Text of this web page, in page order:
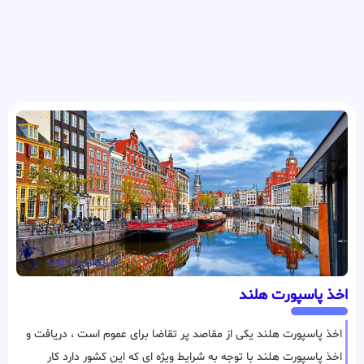
اخذ پاسپورت هلند
اخذ پاسپورت هلند یکی از مقاصد پر تقاضا برای عموم است ، دریافت و
اخذ پاسپورت هلند با توجه به شرایط ویژه ای که این کشور دارد کار